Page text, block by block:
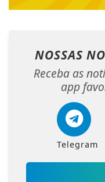
NOSSAS
Receba as
app
Telegram